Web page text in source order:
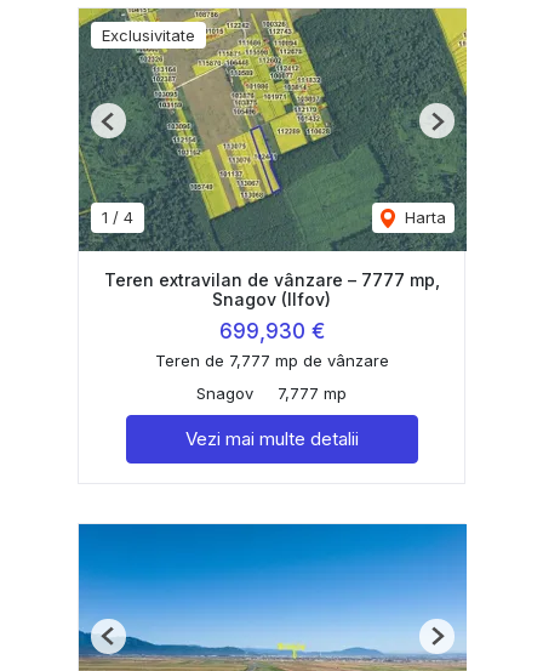
Exclusivitate
1 / 4 Harta
Previous Next
Teren extravilan de vânzare – 7777 mp,
Snagov (Ilfov)
699,930 €
Teren de 7,777 mp de vânzare
Snagov
7,777 mp
Vezi mai multe detalii
Previous Next